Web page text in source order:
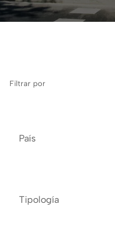
Filtrar por